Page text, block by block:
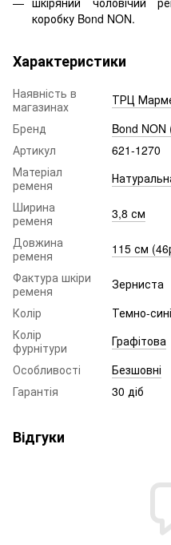
коробку Bond NON.
Характеристики
Наявність в
магазинах
ТРЦ
Бренд
Bond
Артикул
621-1270
Матеріал
ременя
Ширина
ременя
3,8 см
Довжина
ременя
115 см
Фактура шкіри
ременя
Зерниста
Колір
Темно-
Колір
фурнітури
Графітова
Особливості
Безшовні
Гарантія
30 діб
Відгуки